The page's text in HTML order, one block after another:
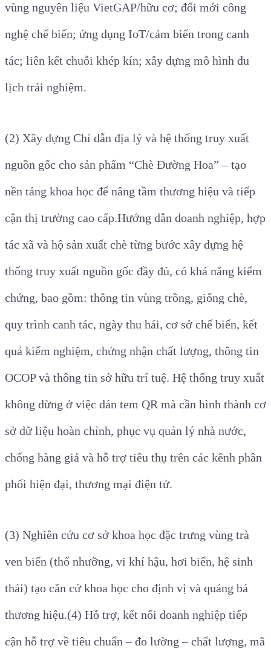
vùng nguyên liệu VietGAP/hữu cơ; đổi mới công
nghệ chế biến; ứng dụng IoT/cảm biến trong canh
tác; liên kết chuỗi khép kín; xây dựng mô hình du
lịch trải nghiệm.
(2) Xây dựng Chỉ dẫn địa lý và hệ thống truy xuất
nguồn gốc cho sản phẩm “Chè Đường Hoa” – tạo
nền tảng khoa học để nâng tầm thương hiệu và tiếp
cận thị trường cao cấp.Hướng dẫn doanh nghiệp, hợp
tác xã và hộ sản xuất chè từng bước xây dựng hệ
thống truy xuất nguồn gốc đầy đủ, có khả năng kiểm
chứng, bao gồm: thông tin vùng trồng, giống chè,
quy trình canh tác, ngày thu hái, cơ sở chế biến, kết
quả kiểm nghiệm, chứng nhận chất lượng, thông tin
OCOP và thông tin sở hữu trí tuệ. Hệ thống truy xuất
không dừng ở việc dán tem QR mà cần hình thành cơ
sở dữ liệu hoàn chỉnh, phục vụ quản lý nhà nước,
chống hàng giả và hỗ trợ tiêu thụ trên các kênh phân
phối hiện đại, thương mại điện tử.
(3) Nghiên cứu cơ sở khoa học đặc trưng vùng trà
ven biển (thổ nhưỡng, vi khí hậu, hơi biển, hệ sinh
thái) tạo căn cứ khoa học cho định vị và quảng bá
thương hiệu.(4) Hỗ trợ, kết nối doanh nghiệp tiếp
cận hỗ trợ về tiêu chuẩn – đo lường – chất lượng, mã